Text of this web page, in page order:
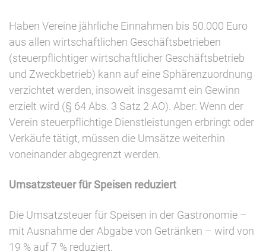
Haben Vereine jährliche Einnahmen bis 50.000 Euro
aus allen wirtschaftlichen Geschäftsbetrieben
(steuerpflichtiger wirtschaftlicher Geschäftsbetrieb
und Zweckbetrieb) kann auf eine Sphärenzuordnung
verzichtet werden, insoweit insgesamt ein Gewinn
erzielt wird (§ 64 Abs. 3 Satz 2 AO). Aber: Wenn der
Verein steuerpflichtige Dienstleistungen erbringt oder
Verkäufe tätigt, müssen die Umsätze weiterhin
voneinander abgegrenzt werden.
Umsatzsteuer für Speisen reduziert
Die Umsatzsteuer für Speisen in der Gastronomie –
mit Ausnahme der Abgabe von Getränken – wird von
19 % auf 7 % reduziert.